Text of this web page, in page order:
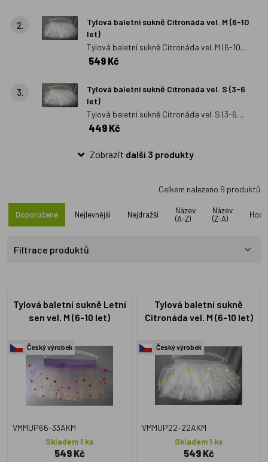
2.
Tylová baletní sukně Citronáda vel. M (6-10
let)
Tylová baletní sukně Citronáda vel. M (6-10
let)
549 Kč
3.
Tylová baletní sukně Citronáda vel. S (3-6
let)
Tylová baletní sukně Citronáda vel. S (3-6
let)
449 Kč
Zobrazit další 3 produkty
Celkem nalezeno 9 produktů
Doporučené Nejlevnější Nejdražší
Název
(A-Z)
Název
(Z-A)
Filtrace produktů
Tylová baletní sukně Letní
sen vel. M (6-10 let)
Český výrobek
VMMUP66-33AKM
Skladem 1 ks
549 Kč
Tylová baletní sukně
Citronáda vel. M (6-10 let)
Český výrobek
VMMUP22-22AKM
Skladem 1 ks
549 Kč